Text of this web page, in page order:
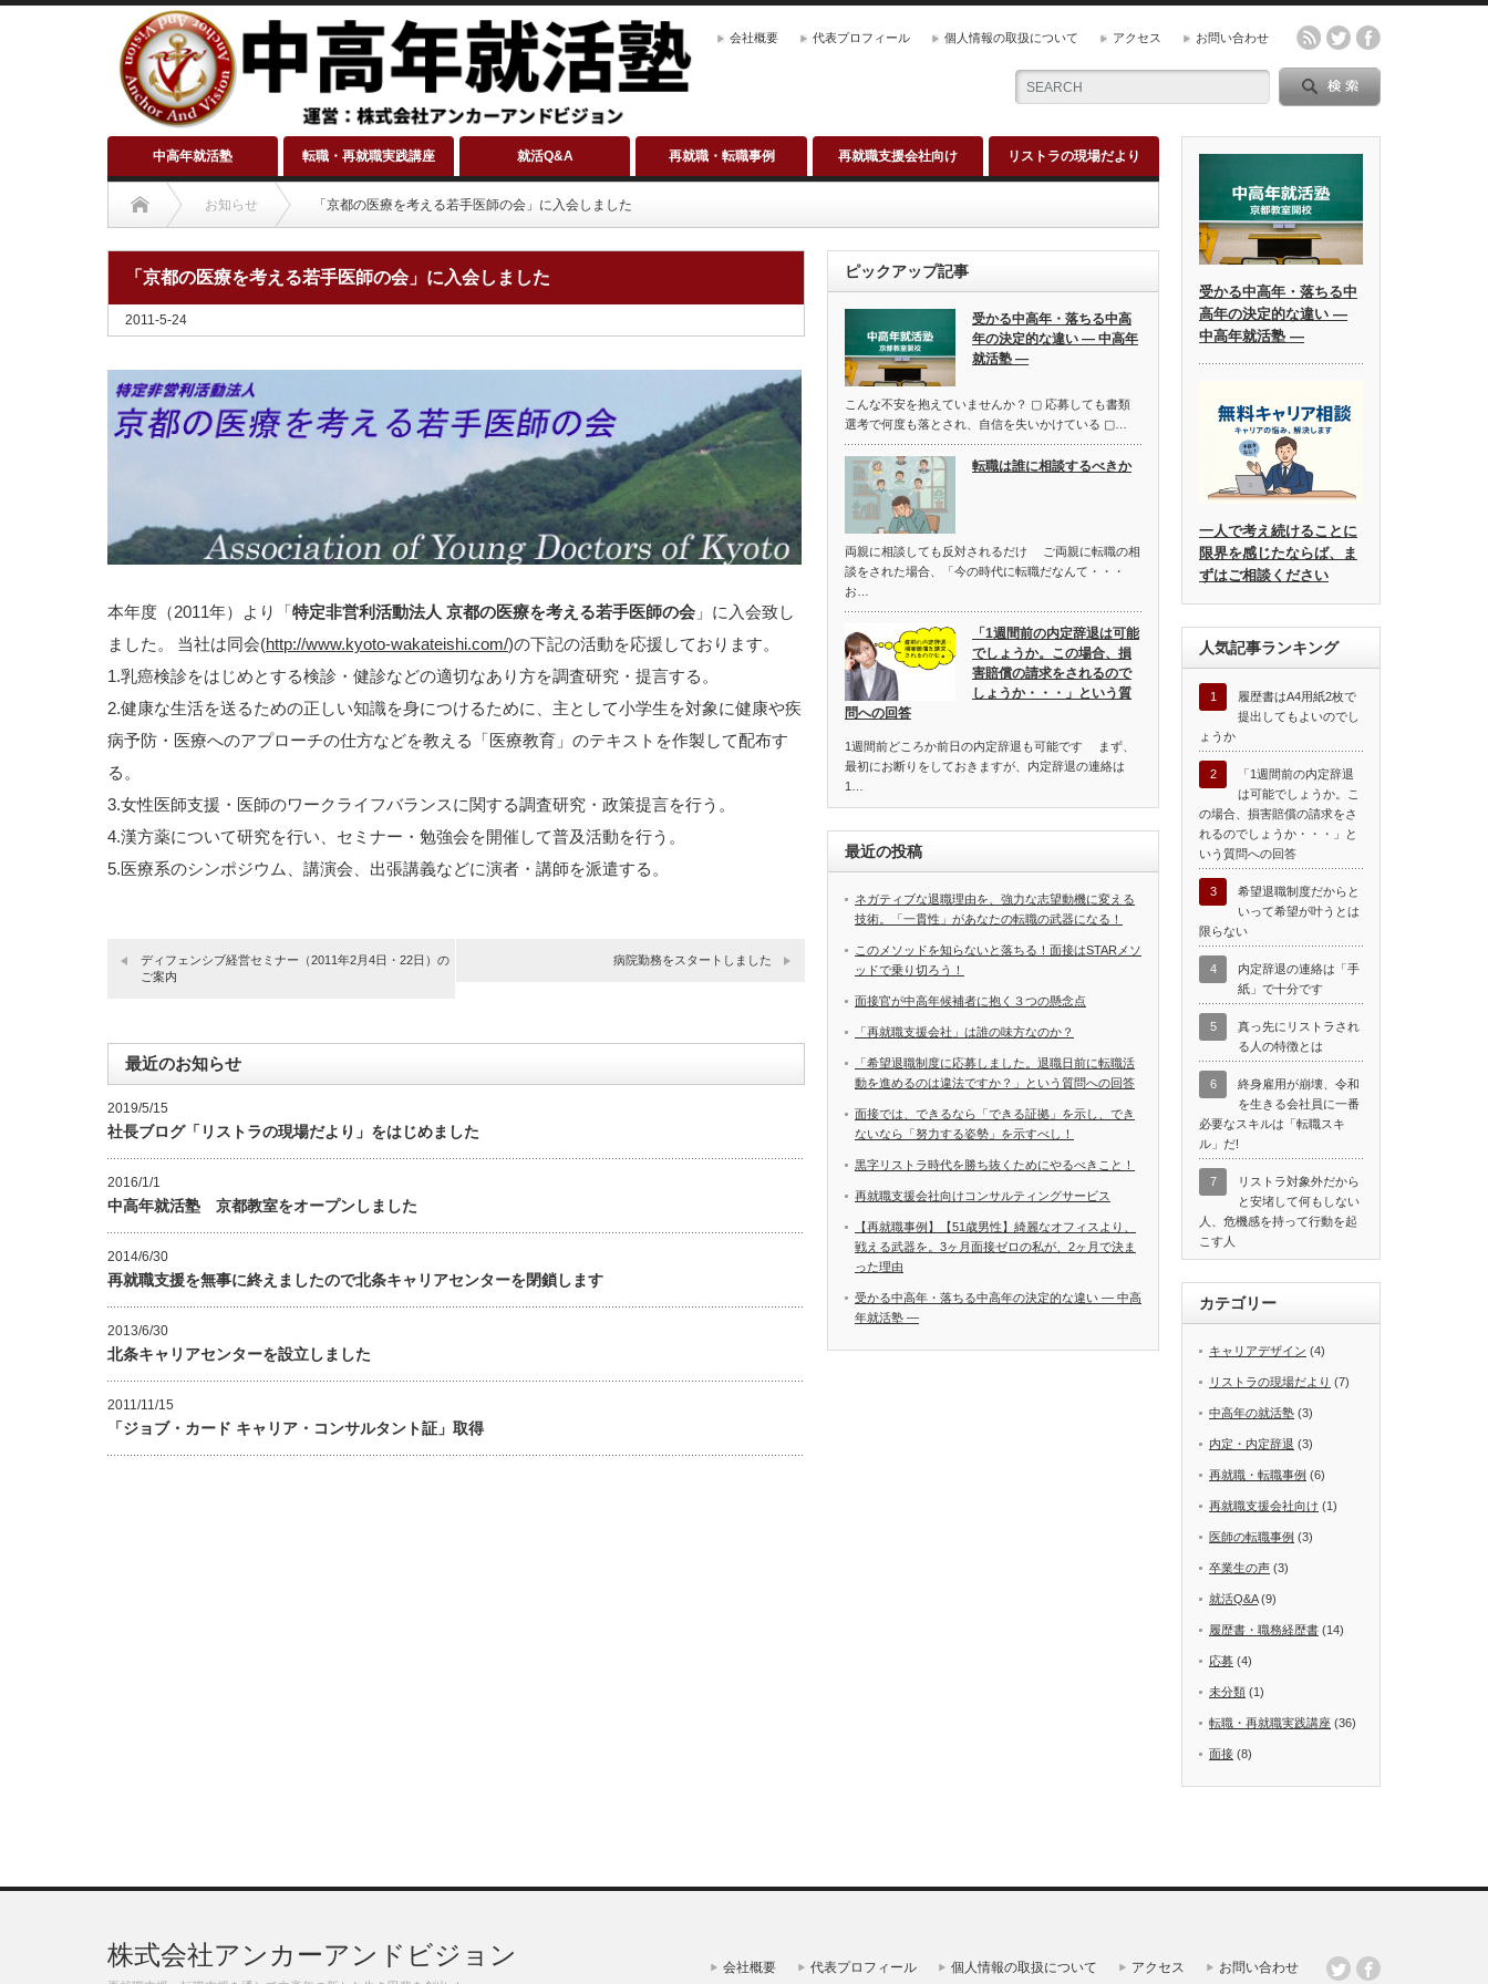
会社概要 代表プロフィール 個人情報の取扱について アクセス お問い合わせ
中高年就活塾 転職・再就職実践講座 就活Q&A 再就職・転職事例 再就職支援会社向け リストラの現場だより
お知らせ 「京都の医療を考える若手医師の会」に入会しました
「京都の医療を考える若手医師の会」に入会しました
2011-5-24
本年度（2011年）より「特定非営利活動法人 京都の医療を考える若手医師の会 」に入会致し
ました。
当社は同会(http://www.kyoto-wakateishi.com/)の下記の活動を応援しております。
1.乳癌検診をはじめとする検診・健診などの適切なあり方を調査研究・提言する。
2.健康な生活を送るための正しい知識を身につけるために、主として小学生を対象に健康や疾
病予防・医療へのアプローチの仕方などを教える「医療教育」のテキストを作製して配布す
る。
3.女性医師支援・医師のワークライフバランスに関する調査研究・政策提言を行う。
4.漢方薬について研究を行い、セミナー・勉強会を開催して普及活動を行う。
5.医療系のシンポジウム、講演会、出張講義などに演者・講師を派遣する。
ディフェンシブ経営セミナー（2011年2月4日・22日）の
ご案内
病院勤務をスタートしました
最近のお知らせ
2019/5/15
社長ブログ「リストラの現場だより」をはじめました
2016/1/1
中高年就活塾 京都教室をオープンしました
2014/6/30
再就職支援を無事に終えましたので北条キャリアセンターを閉鎖します
2013/6/30
北条キャリアセンターを設立しました
2011/11/15
「ジョブ・カード キャリア・コンサルタント証」取得
ピックアップ記事
受かる中高年・落ちる中高
年の決定的な違い ― 中高年
就活塾 ―
こんな不安を抱えていませんか？ ▢ 応募しても書類
選考で何度も落とされ、自信を失いかけている ▢…
転職は誰に相談するべきか
両親に相談しても反対されるだけ ご両親に転職の相
談をされた場合、「今の時代に転職だなんて・・・
お…
「1週間前の内定辞退は可能
でしょうか。この場合、損
害賠償の請求をされるので
しょうか・・・」という質
問への回答
1週間前どころか前日の内定辞退も可能です まず、
最初にお断りをしておきますが、内定辞退の連絡は
1…
最近の投稿
ネガティブな退職理由を、強力な志望動機に変える
技術。「一貫性」があなたの転職の武器になる！
このメソッドを知らないと落ちる！面接はSTARメソ
ッドで乗り切ろう！
面接官が中高年候補者に抱く３つの懸念点
「再就職支援会社」は誰の味方なのか？
「希望退職制度に応募しました。退職日前に転職活
動を進めるのは違法ですか？」という質問への回答
面接では、できるなら「できる証拠」を示し、でき
ないなら「努力する姿勢」を示すべし！
黒字リストラ時代を勝ち抜くためにやるべきこと！
再就職支援会社向けコンサルティングサービス
【再就職事例】【51歳男性】綺麗なオフィスより、
戦える武器を。3ヶ月面接ゼロの私が、2ヶ月で決ま
った理由
受かる中高年・落ちる中高年の決定的な違い ― 中高
年就活塾 ―
受かる中高年・落ちる中
高年の決定的な違い ―
中高年就活塾 ―
一人で考え続けることに
限界を感じたならば、ま
ずはご相談ください
人気記事ランキング
1
履歴書はA4用紙2枚で
提出してもよいのでし
ょうか
2
「1週間前の内定辞退
は可能でしょうか。こ
の場合、損害賠償の請求をさ
れるのでしょうか・・・」と
いう質問への回答
3
希望退職制度だからと
いって希望が叶うとは
限らない
4
内定辞退の連絡は「手
紙」で十分です
5
真っ先にリストラされ
る人の特徴とは
6
終身雇用が崩壊、令和
を生きる会社員に一番
必要なスキルは「転職スキ
ル」だ!
7
リストラ対象外だから
と安堵して何もしない
人、危機感を持って行動を起
こす人
カテゴリー
キャリアデザイン (4)
リストラの現場だより (7)
中高年の就活塾 (3)
内定・内定辞退 (3)
再就職・転職事例 (6)
再就職支援会社向け (1)
医師の転職事例 (3)
卒業生の声 (3)
就活Q&A(9)
履歴書・職務経歴書 (14)
応募 (4)
未分類 (1)
転職・再就職実践講座 (36)
面接 (8)
株式会社アンカーアンドビジョン 会社概要 代表プロフィール 個人情報の取扱について アクセス お問い合わせ